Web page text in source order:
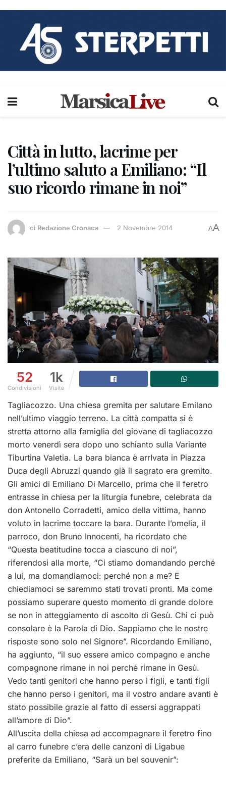
Città in lutto, lacrime per
l’ultimo saluto a Emiliano: “Il
suo ricordo rimane in noi”
di Redazione Cronaca 2 Novembre 2014 AA
52
Condivisioni
1k
Visite
Tagliacozzo. Una chiesa gremita per salutare Emilano
nell’ultimo viaggio terreno. La città compatta si è
stretta attorno alla famiglia del giovane di tagliacozzo
morto venerdì sera dopo uno schianto sulla Variante
Tiburtina Valetia. La bara bianca è arrIvata in Piazza
Duca degli Abruzzi quando già il sagrato era gremito.
Gli amici di Emiliano Di Marcello, prima che il feretro
entrasse in chiesa per la liturgia funebre, celebrata da
don Antonello Corradetti, amico della vittima, hanno
voluto in lacrime toccare la bara. Durante l’omelia, il
parroco, don Bruno Innocenti, ha ricordato che
“Questa beatitudine tocca a ciascuno di noi”,
riferendosi alla morte, “Ci stiamo domandando perché
a lui, ma domandiamoci: perché non a me? E
chiediamoci se saremmo stati trovati pronti. Ma come
possiamo superare questo momento di grande dolore
se non in atteggiamento di ascolto di Gesù. Chi ci può
consolare è la Parola di Dio. Sappiamo che le nostre
risposte sono solo nel Signore”. Ricordando Emiliano,
ha aggiunto, “il suo essere amico compagno e anche
compagnone rimane in noi perché rimane in Gesù.
Vedo tanti genitori che hanno perso i figli, e tanti figli
che hanno perso i genitori, ma il vostro andare avanti è
stato possibile grazie al fatto di essersi aggrappati
all’amore di Dio”.
All’uscita della chiesa ad accompagnare il feretro fino
al carro funebre c’era delle canzoni di Ligabue
preferite da Emiliano, “Sarà un bel souvenir”: